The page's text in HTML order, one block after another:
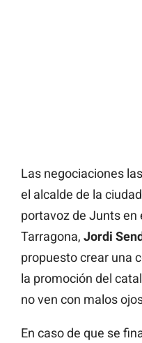
Las negociaciones
el alcalde de la
portavoz de Junts
Tarragona, Jordi
propuesto crear una
la promoción del
no ven con malos
En caso de que se